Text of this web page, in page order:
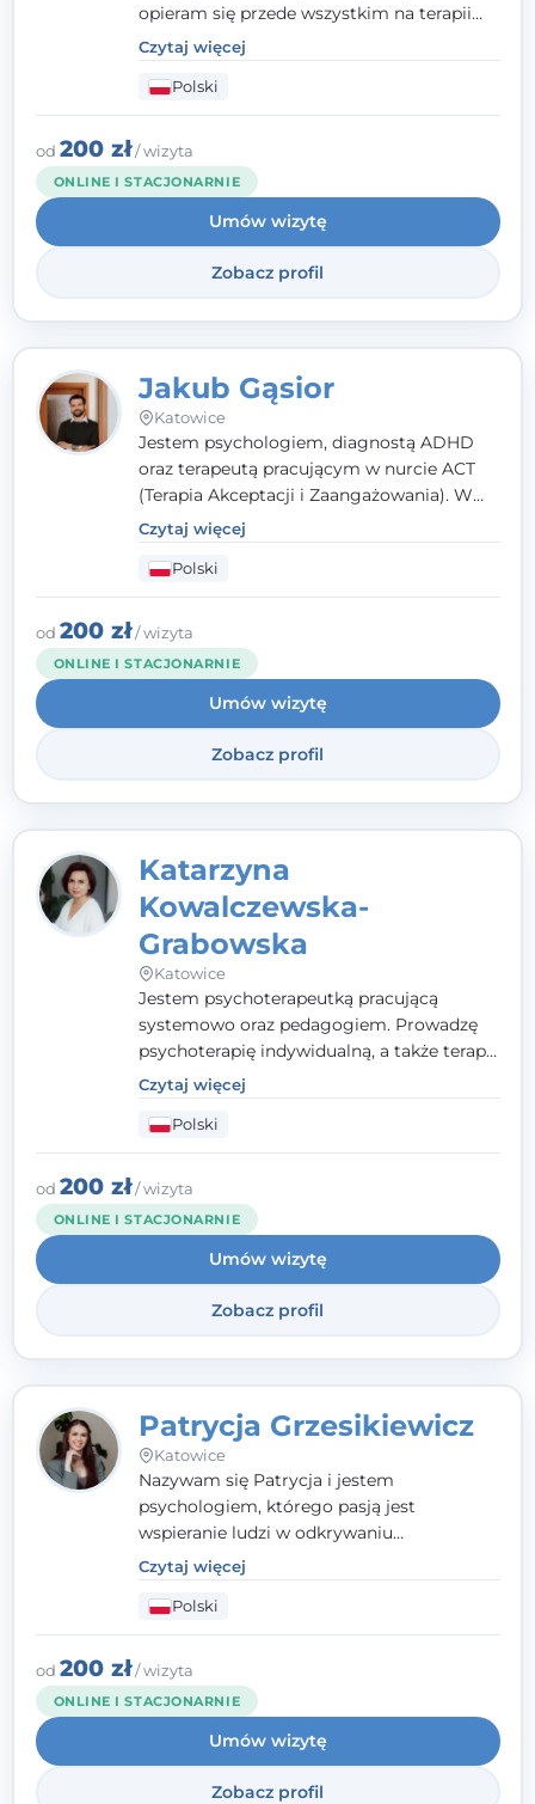
opieram się przede wszystkim na terapii
poznawczo-behawioralnej (CBT), a także na
podejściu skoncentrowanym na
rozwiązaniach (TSR) oraz Racjonalnej
Terapii Zachowania (RTZ). Dużą wagę
przykładam do relacji opartej na empatii,
poczuciu bezpieczeństwa i wzajemnym
zrozumieniu.
Czytaj więcej
Polski
od 200 zł/ wizyta
ONLINE I STACJONARNIE
Umów wizytę
Zobacz profil
Jakub Gąsior
Katowice
Jestem psychologiem, diagnostą ADHD
oraz terapeutą pracującym w nurcie ACT
(Terapia Akceptacji i Zaangażowania). W
kontakcie z pacjentem najważniejsze są dla
mnie serdeczność, zrozumienie i atmosfera
pełna ciepła. Wierzę, że skuteczna terapia
to wspólne działanie - razem tworzymy
zespół, który szuka rozwiązań.
Czytaj więcej
Polski
od 200 zł/ wizyta
ONLINE I STACJONARNIE
Umów wizytę
Zobacz profil
Katarzyna
Kowalczewska-
Grabowska
Katowice
Jestem psychoterapeutką pracującą
systemowo oraz pedagogiem. Prowadzę
psychoterapię indywidualną, a także terapię
par, małżeństw i rodzin. Patrzę na
człowieka całościowo - w kontekście jego
relacji z rodziną, pracą i otoczeniem - i
opieram współpracę na Twoich mocnych
stronach.
Czytaj więcej
Polski
od 200 zł/ wizyta
ONLINE I STACJONARNIE
Umów wizytę
Zobacz profil
Patrycja Grzesikiewicz
Katowice
Nazywam się Patrycja i jestem
psychologiem, którego pasją jest
wspieranie ludzi w odkrywaniu
wewnętrznej siły i radzeniu sobie z
codziennymi trudnościami. Pracuję w
nurcie poznawczo-behawioralnym, oferując
indywidualne podejście pełne empatii,
zaufania i wsparcia. Jeśli masz za sobą
trudny czas, jestem tutaj dla Ciebie.
Czytaj więcej
Polski
od 200 zł/ wizyta
ONLINE I STACJONARNIE
Umów wizytę
Zobacz profil